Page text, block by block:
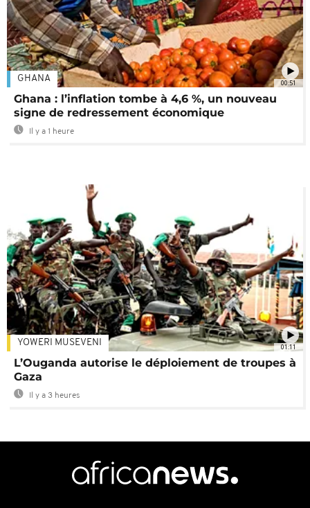
00:51
GHANA
Ghana : l’inflation tombe à 4,6 %, un nouveau
signe de redressement économique
Il y a 1 heure
01:11
YOWERI MUSEVENI
L’Ouganda autorise le déploiement de troupes à
Gaza
Il y a 3 heures